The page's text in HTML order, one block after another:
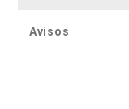
marcas; Suaviza
uniforme; 48 horas
oleosidade (ou oil
Testado em pele
Avisos